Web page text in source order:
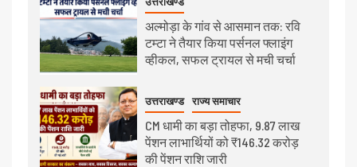
अल्मोड़ा के गांव से आसमान तक: रवि
टम्टा ने तैयार किया पर्सनल फ्लाइंग
व्हीकल, सफल ट्रायल से मची चर्चा
उत्तराखण्ड राज्य समाचार
CM धामी का बड़ा तोहफा, 9.87 लाख
पेंशन लाभार्थियों को ₹146.32 करोड़
की पेंशन राशि जारी